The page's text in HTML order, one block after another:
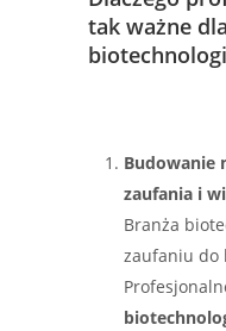
tak ważne
Budowanie
zaufania i
Branża
zaufaniu do